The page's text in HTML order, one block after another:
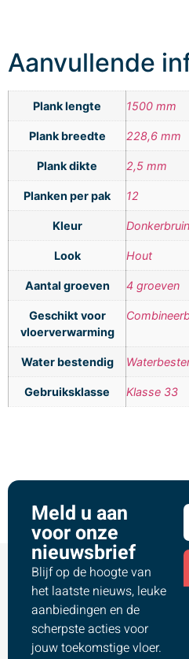
Aanvullende
Plank lengte 1500 mm
Plank breedte 228,6 mm
Plank dikte 2,5 mm
Planken per pak 12
Kleur Donkerbruin
Look Hout
Aantal groeven 4 groeven
Geschikt voor
vloerverwarming
Water bestendig
Gebruiksklasse Klasse 33
Meld u aan
voor onze
nieuwsbrief
Blijf op de hoogte van
het laatste nieuws, leuke
aanbiedingen en de
scherpste acties voor
jouw toekomstige vloer.